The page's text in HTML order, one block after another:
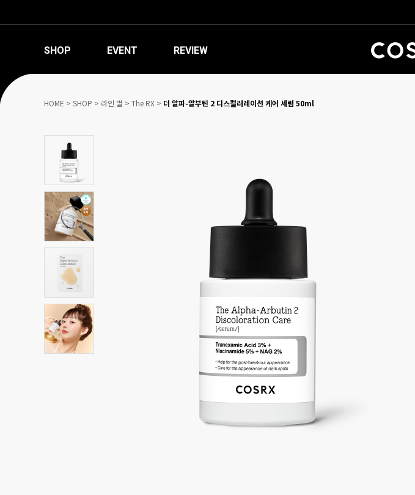
SHOP EVENT REVIEW
HOME > SHOP > 라인 별 > The RX > 더 알파-알부틴 2 디스컬러레이션 케어 세럼 50ml